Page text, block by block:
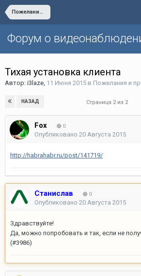
Пожелания и предложения
Форум о
Тихая установка клиента
Автор: i3laze, 11 Июня 2015 в Пожелания и
НАЗАД Страница 2 из 2
Fox 0
Опубликовано 20 Августа 2015
http://habrahabr.ru/post/141719/
Станислав 0
Опубликовано 20 Августа 2015
Здравствуйте!
Да, можно попробовать и так, если не
(#3986)